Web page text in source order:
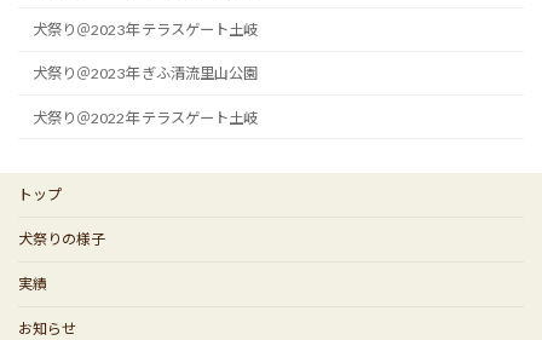
犬祭り＠2023年 テラスゲート土岐
犬祭り＠2023年 ぎふ清流里山公園
犬祭り＠2022年 テラスゲート土岐
トップ
犬祭りの様子
実績
お知らせ